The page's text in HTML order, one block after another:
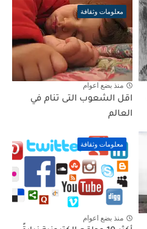
معلومات وثقافة
منذ بضع اعوام
اقل الشعوب التى تنام في
العالم
معلومات وثقافة
منذ بضع اعوام